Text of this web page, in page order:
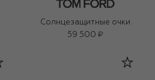
Солнцезащитные очки
59 500 ₽